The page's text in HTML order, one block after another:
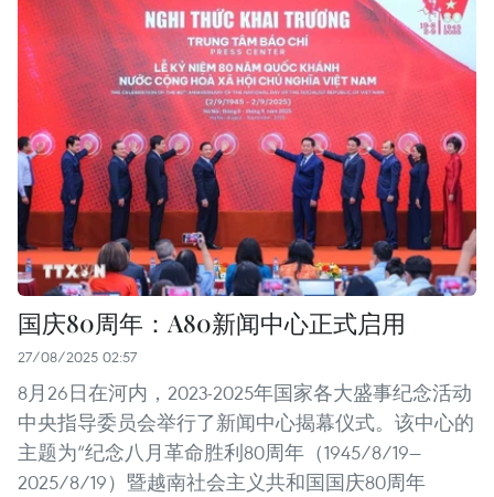
国庆80周年：A80新闻中心正式启用
27/08/2025 02:57
8月26日在河内，2023-2025年国家各大盛事纪念活动
中央指导委员会举行了新闻中心揭幕仪式。该中心的
主题为“纪念八月革命胜利80周年（1945/8/19—
2025/8/19）暨越南社会主义共和国国庆80周年